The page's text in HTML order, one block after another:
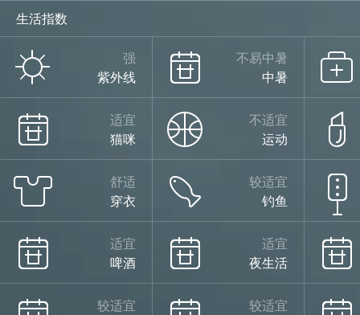
生活指数
强
紫外线
不易中暑
中暑
适宜
猫咪
不适宜
运动
舒适
穿衣
较适宜
钓鱼
适宜
啤酒
适宜
夜生活
较适宜
较适宜